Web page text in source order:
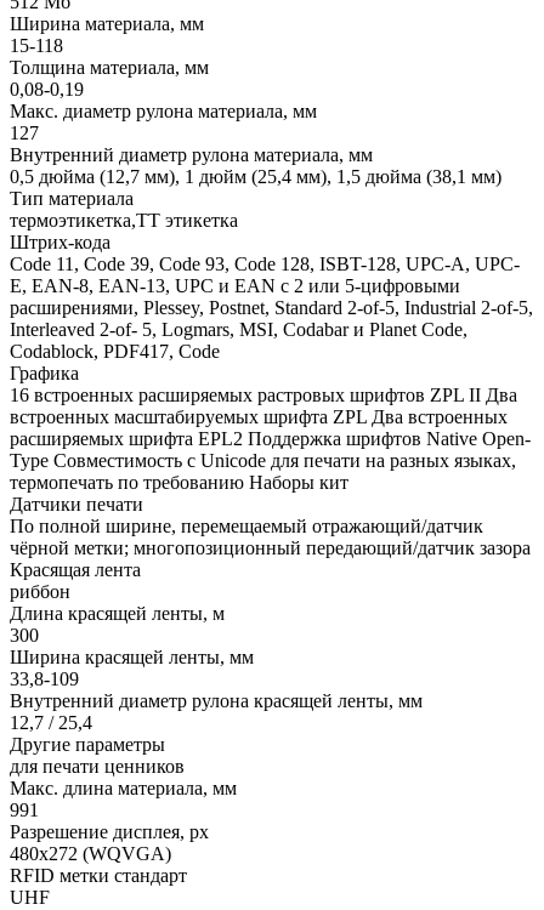
Ширина материала, мм
15-118
Толщина материала, мм
0,08-0,19
Макс. диаметр рулона материала, мм
127
Внутренний диаметр рулона материала, мм
0,5 дюйма (12,7 мм), 1 дюйм (25,4 мм), 1,5 дюйма (38,1 мм)
Тип материала
термоэтикетка,ТТ этикетка
Штрих-кода
Code 11, Code 39, Code 93, Code 128, ISBT-128, UPC-A, UPC-
E, EAN-8, EAN-13, UPC и EAN с 2 или 5-цифровыми
расширениями, Plessey, Postnet, Standard 2-of-5, Industrial 2-of-5,
Interleaved 2-of- 5, Logmars, MSI, Codabar и Planet Code,
Codablock, PDF417, Code
Графика
16 встроенных расширяемых растровых шрифтов ZPL II Два
встроенных масштабируемых шрифта ZPL Два встроенных
расширяемых шрифта EPL2 Поддержка шрифтов Native Open-
Type Совместимость с Unicode для печати на разных языках,
термопечать по требованию Наборы кит
Датчики печати
По полной ширине, перемещаемый отражающий/датчик
чёрной метки; многопозиционный передающий/датчик зазора
Красящая лента
риббон
Длина красящей ленты, м
300
Ширина красящей ленты, мм
33,8-109
Внутренний диаметр рулона красящей ленты, мм
12,7 / 25,4
Другие параметры
для печати ценников
Макс. длина материала, мм
991
Разрешение дисплея, px
480х272 (WQVGA)
RFID метки стандарт
UHF